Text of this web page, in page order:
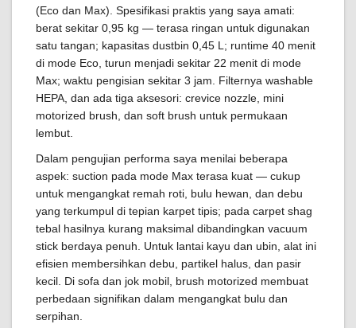
(Eco dan Max). Spesifikasi praktis yang saya amati:
berat sekitar 0,95 kg — terasa ringan untuk digunakan
satu tangan; kapasitas dustbin 0,45 L; runtime 40 menit
di mode Eco, turun menjadi sekitar 22 menit di mode
Max; waktu pengisian sekitar 3 jam. Filternya washable
HEPA, dan ada tiga aksesori: crevice nozzle, mini
motorized brush, dan soft brush untuk permukaan
lembut.
Dalam pengujian performa saya menilai beberapa
aspek: suction pada mode Max terasa kuat — cukup
untuk mengangkat remah roti, bulu hewan, dan debu
yang terkumpul di tepian karpet tipis; pada carpet shag
tebal hasilnya kurang maksimal dibandingkan vacuum
stick berdaya penuh. Untuk lantai kayu dan ubin, alat ini
efisien membersihkan debu, partikel halus, dan pasir
kecil. Di sofa dan jok mobil, brush motorized membuat
perbedaan signifikan dalam mengangkat bulu dan
serpihan.